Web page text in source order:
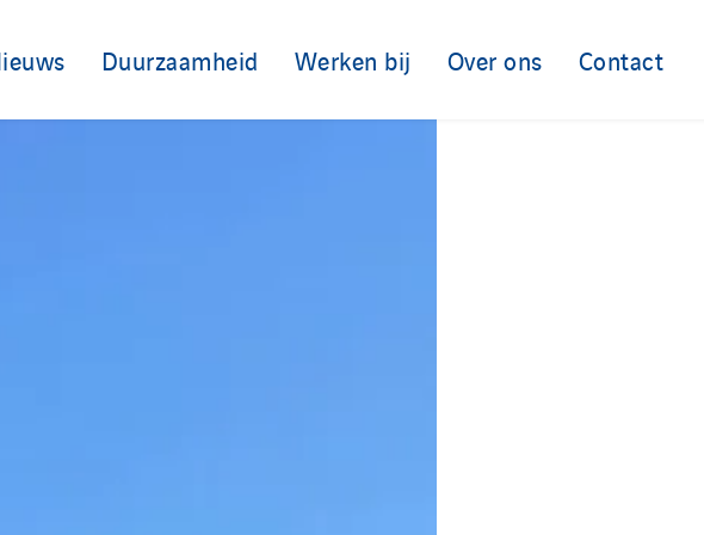
Duurzaamheid Werken bij Over ons Contact